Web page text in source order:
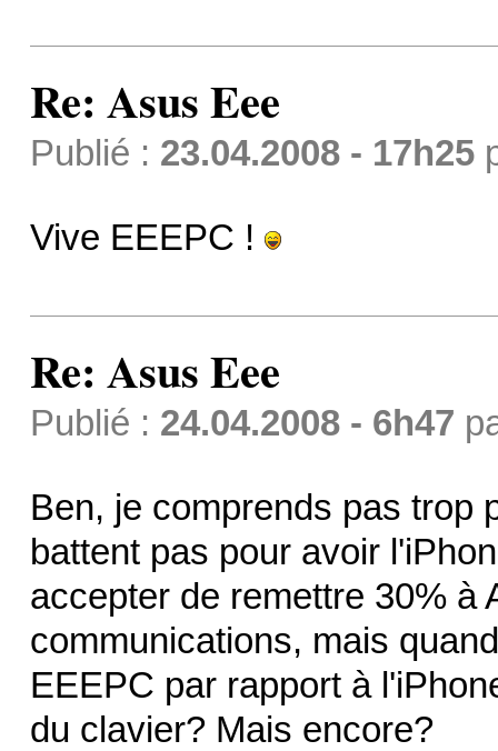
Re: Asus Eee
Publié : 23.04.2008 - 17h25
Vive EEEPC !
Re: Asus Eee
Publié : 24.04.2008 - 6h47
Ben, je comprends pas trop
battent pas pour avoir
accepter de remettre 30% à
communications, mais
EEEPC par rapport à
du clavier? Mais encore?